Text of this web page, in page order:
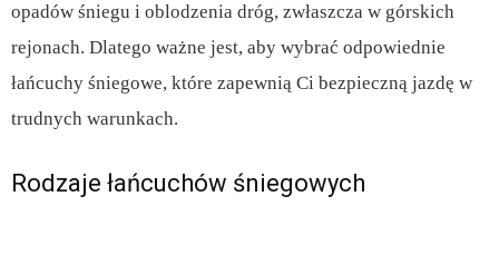
opadów śniegu i oblodzenia dróg, zwłaszcza w górskich
rejonach. Dlatego ważne jest, aby wybrać odpowiednie
łańcuchy śniegowe, które zapewnią Ci bezpieczną jazdę w
trudnych warunkach.
Rodzaje łańcuchów śniegowych